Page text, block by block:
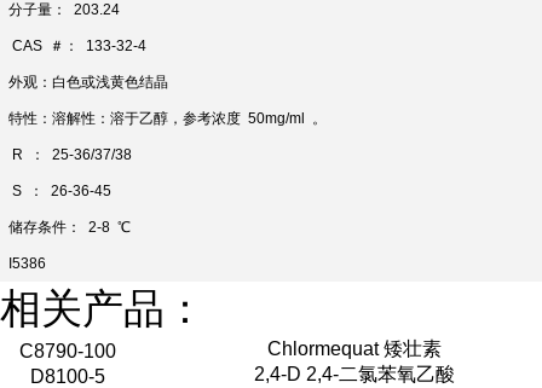
分子量： 203.24
CAS ＃： 133-32-4
外观：白色或浅黄色结晶
特性：溶解性：溶于乙醇，参考浓度 50mg/ml 。
R ： 25-36/37/38
S ： 26-36-45
储存条件： 2-8 ℃
I5386
相关产品：
C8790-100
Chlormequat 矮壮素
D8100-5
2,4-D 2,4-二氯苯氧乙酸